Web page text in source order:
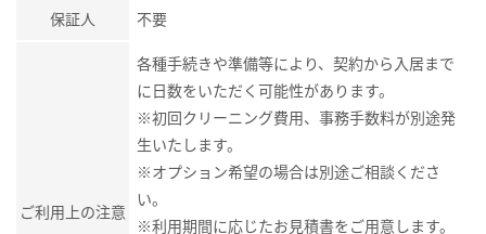
保証人 不要
ご利用上の注意
各種手続きや準備等により、契約から入居まで
に日数をいただく可能性があります。
※初回クリーニング費用、事務手数料が別途発
生いたします。
※オプション希望の場合は別途ご相談くださ
い。
※利用期間に応じたお見積書をご用意します。